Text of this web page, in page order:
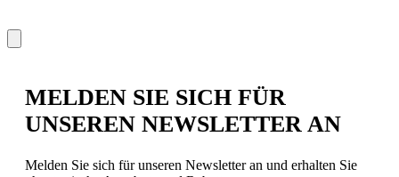
MELDEN SIE SICH FÜR
UNSEREN NEWSLETTER AN
Melden Sie sich für unseren Newsletter an und erhalten Sie